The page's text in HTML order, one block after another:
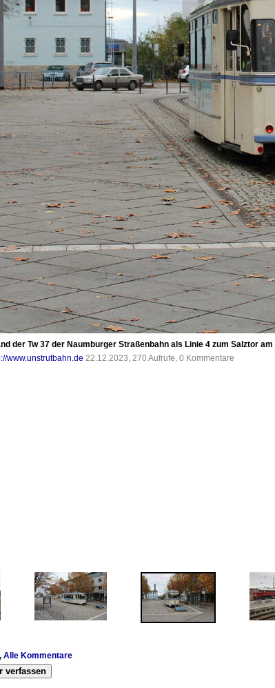
der Tw 37 der Naumburger Straßenbahn als Linie 4 zum Salztor
www.unstrutbahn.de 22.12.2023, 270 Aufrufe, 0 Kommentare
Alle Kommentare
verfassen